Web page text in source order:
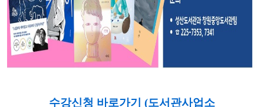
수강신청 바로가기 (도서관사업소